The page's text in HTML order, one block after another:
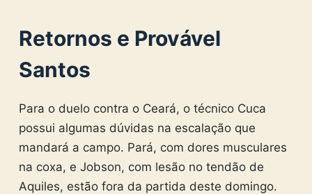
Retornos e Provável
Santos
Para o duelo contra o Ceará, o técnico Cuca
possui algumas dúvidas na escalação que
mandará a campo. Pará, com dores musculares
na coxa, e Jobson, com lesão no tendão de
Aquiles, estão fora da partida deste domingo.